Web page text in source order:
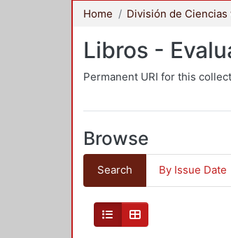
Home
Libros -
Permanent URI for this
Browse
Search By Issue Date